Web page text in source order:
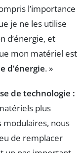
l’importance
je ne les utilise
d’énergie, et
mon matériel est
d’énergie. »
de technologie :
plus
modulaires, nous
de remplacer